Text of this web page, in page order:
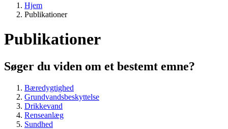
Hjem
Publikationer
Publikationer
Søger du viden om et bestemt emne?
Bæredygtighed
Grundvandsbeskyttelse
Drikkevand
Renseanlæg
Sundhed